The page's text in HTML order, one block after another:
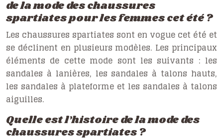
de la mode des chaussures
spartiates pour les femmes cet été ?
Les chaussures spartiates sont en vogue cet été et
se déclinent en plusieurs modèles. Les principaux
éléments de cette mode sont les suivants : les
sandales à lanières, les sandales à talons hauts,
les sandales à plateforme et les sandales à talons
aiguilles.
Quelle est l’histoire de la mode des
chaussures spartiates ?